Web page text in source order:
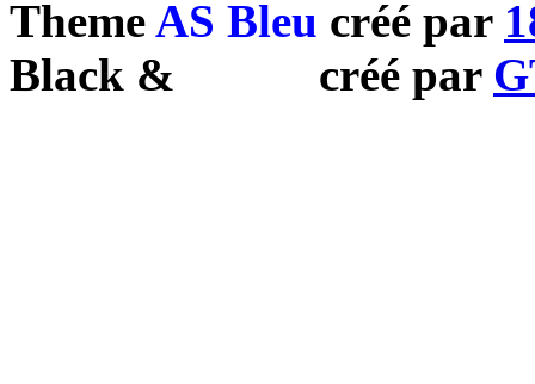
ThemeAS Bleu créé par
Black & créé par